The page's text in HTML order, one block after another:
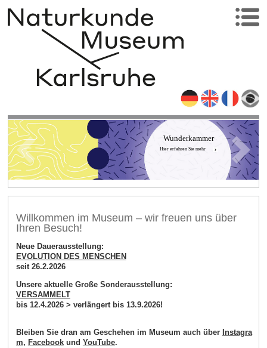
Wunderkammer
Hier erfahren Sie mehr
Willkommen im Museum – wir freuen uns über
Ihren Besuch!
Neue Dauerausstellung:
EVOLUTION DES MENSCHEN
seit 26.2.2026
Unsere aktuelle Große Sonderausstellung:
VERSAMMELT
bis 12.4.2026 > verlängert bis 13.9.2026!
Bleiben Sie dran am Geschehen im Museum auch über Instagra
m, Facebookund YouTube.